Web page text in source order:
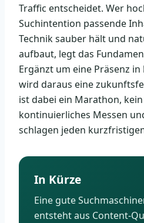
Traffic entscheidet. Wer
Suchintention passende
Technik sauber hält und
aufbaut, legt das
Ergänzt um eine Präsenz
wird daraus eine
ist dabei ein Marathon,
kontinuierliches Messen
schlagen jeden
In Kürze
Eine gute
entsteht aus Content-